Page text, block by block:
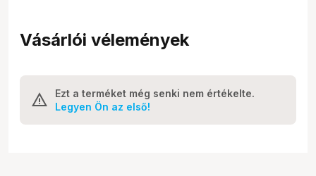
Vásárlói vélemények
Ezt a terméket még senki nem értékelte.
Legyen Ön az első!